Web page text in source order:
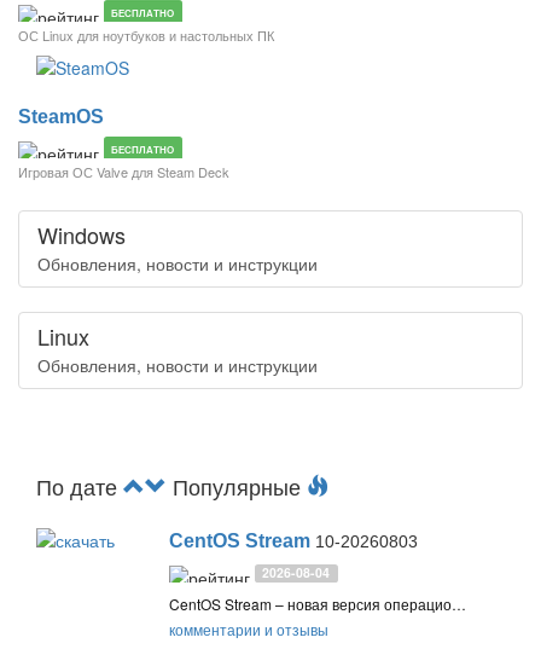
БЕСПЛАТНО
ОС Linux для ноутбуков и настольных ПК
SteamOS
БЕСПЛАТНО
Игровая ОС Valve для Steam Deck
Windows
Обновления, новости и инструкции
Linux
Обновления, новости и инструкции
По дате Популярные
CentOS Stream 10-20260803
2026-08-04
CentOS Stream – новая версия операционной системы от Red Hat, которая пришла на смену популярной системы CentOS, поддержка которой была прекращена в 2021 году
комментарии и отзывы